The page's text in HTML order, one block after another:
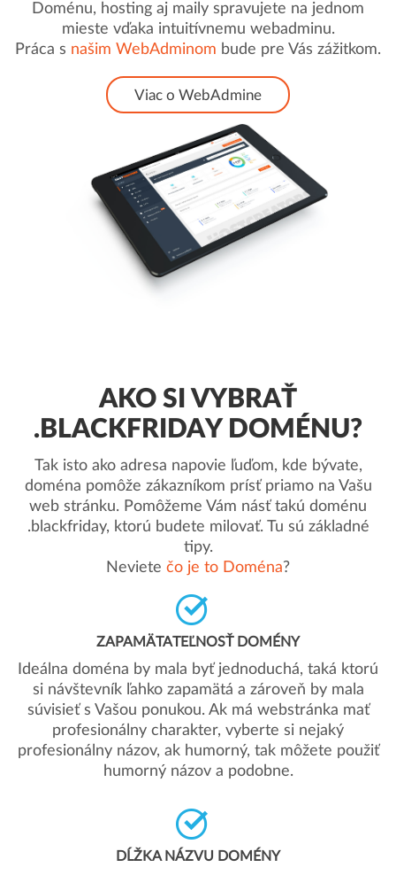
Doménu, hosting aj maily spravujete na jednom
mieste vďaka intuitívnemu webadminu.
Práca s našim WebAdminom bude pre Vás zážitkom.
Viac o WebAdmine
AKO SI VYBRAŤ
.BLACKFRIDAY DOMÉNU?
Tak isto ako adresa napovie ľuďom, kde bývate,
doména pomôže zákazníkom prísť priamo na Vašu
web stránku. Pomôžeme Vám násť takú doménu
.blackfriday, ktorú budete milovať. Tu sú základné
tipy.
Neviete čo je to Doména?
ZAPAMÄTATEĽNOSŤ DOMÉNY
Ideálna doména by mala byť jednoduchá, taká ktorú
si návštevník ľahko zapamätá a zároveň by mala
súvisieť s Vašou ponukou. Ak má webstránka mať
profesionálny charakter, vyberte si nejaký
profesionálny názov, ak humorný, tak môžete použiť
humorný názov a podobne.
DĹŽKA NÁZVU DOMÉNY